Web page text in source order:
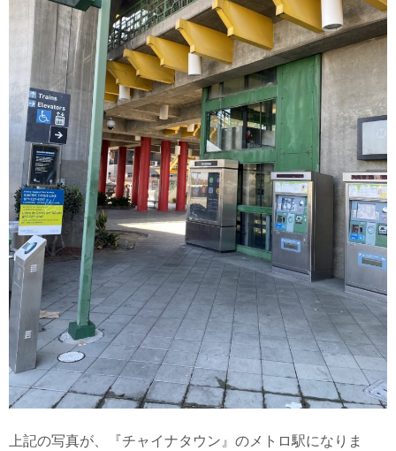
上記の写真が、『チャイナタウン』のメトロ駅になりま